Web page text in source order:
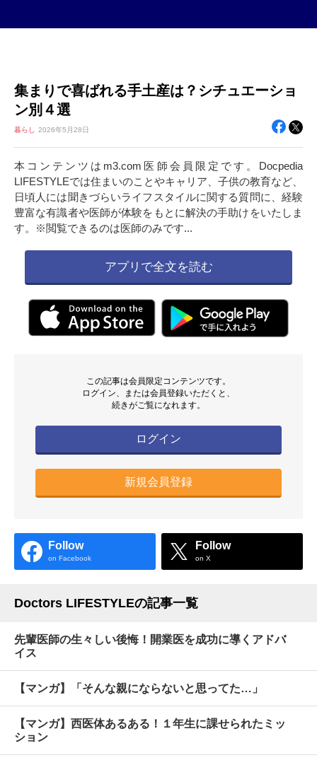
集まりで喜ばれる手土産は？シチュエーショ
ン別４選
暮らし 2026年5月28日
本コンテンツはm3.com医師会員限定です。Docpedia
LIFESTYLEでは住まいのことやキャリア、子供の教育など、
日頃人には聞きづらいライフスタイルに関する質問に、経験
豊富な有識者や医師が体験をもとに解決の手助けをいたしま
す。※閲覧できるのは医師のみです...
アプリで全文を読む
この記事は会員限定コンテンツです。
ログイン、または会員登録いただくと、
続きがご覧になれます。
ログイン
新規会員登録
Follow
on Facebook
Follow
on X
Doctors LIFESTYLEの記事一覧
先輩医師の生々しい後悔！開業医を成功に導くアドバ
イス
【マンガ】「そんな親にならないと思ってた…」
【マンガ】西医体あるある！１年生に課せられたミッ
ション